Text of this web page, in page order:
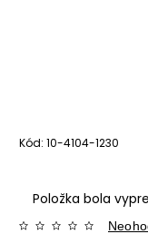
Kód: 10-4104-1230
Položka bola